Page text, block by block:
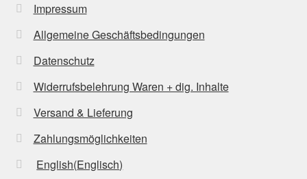
Impressum
Allgemeine Geschäftsbedingungen
Datenschutz
Widerrufsbelehrung Waren + dig. Inhalte
Versand & Lieferung
Zahlungsmöglichkeiten
English(Englisch)